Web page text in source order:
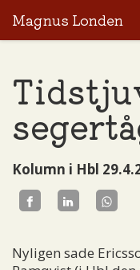
Magnus Londen
Kolumn i Hbl
Nyligen sade